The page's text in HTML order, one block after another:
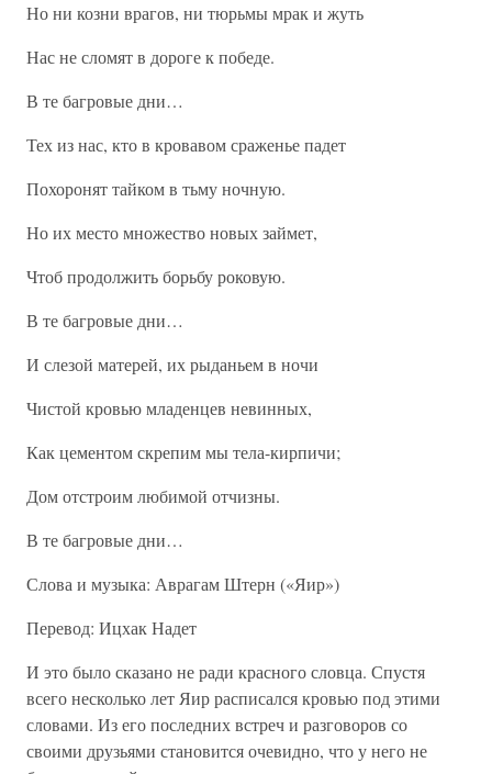
Но ни козни врагов, ни тюрьмы мрак и жуть
Нас не сломят в дороге к победе.
В те багровые дни…
Тех из нас, кто в кровавом сраженье падет
Похоронят тайком в тьму ночную.
Но их место множество новых займет,
Чтоб продолжить борьбу роковую.
В те багровые дни…
И слезой матерей, их рыданьем в ночи
Чистой кровью младенцев невинных,
Как цементом скрепим мы тела-кирпичи;
Дом отстроим любимой отчизны.
В те багровые дни…
Слова и музыка: Аврагам Штерн («Яир»)
Перевод: Ицхак Надет
И это было сказано не ради красного словца. Спустя
всего несколько лет Яир расписался кровью под этими
словами. Из его последних встреч и разговоров со
своими друзьями становится очевидно, что у него не